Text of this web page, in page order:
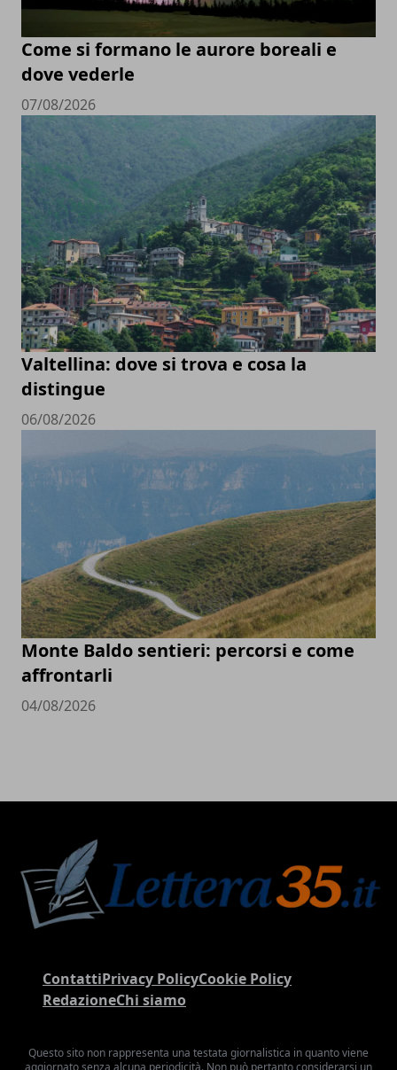
Come si formano le aurore boreali e
dove vederle
07/08/2026
Valtellina: dove si trova e cosa la
distingue
06/08/2026
Monte Baldo sentieri: percorsi e come
affrontarli
04/08/2026
ContattiPrivacy PolicyCookie Policy
RedazioneChi siamo
Questo sito non rappresenta una testata giornalistica in quanto viene
aggiornato senza alcuna periodicità. Non può pertanto considerarsi un